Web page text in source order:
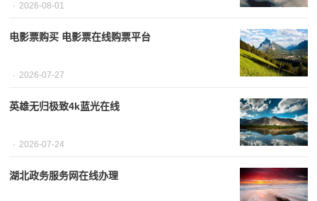
2026-08-01
电影票购买 电影票在线购票平台
2026-07-27
英雄无归极致4k蓝光在线
2026-07-24
湖北政务服务网在线办理